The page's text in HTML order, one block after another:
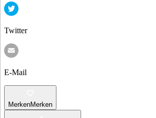
Twitter
E-Mail
MerkenMerken